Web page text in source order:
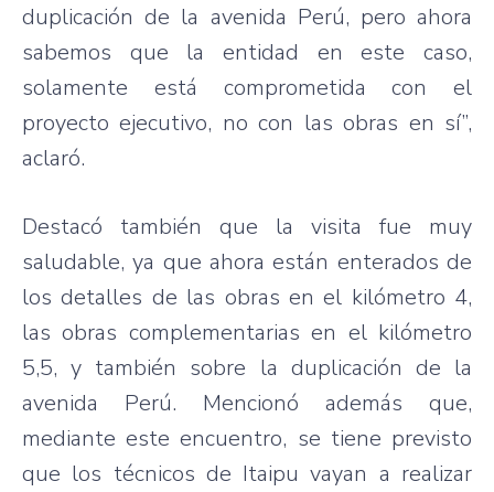
duplicación de la avenida Perú, pero ahora
sabemos que la entidad en este caso,
solamente está comprometida con el
proyecto ejecutivo, no con las obras en sí”,
aclaró.
Destacó también que la visita fue muy
saludable, ya que ahora están enterados de
los detalles de las obras en el kilómetro 4,
las obras complementarias en el kilómetro
5,5, y también sobre la duplicación de la
avenida Perú. Mencionó además que,
mediante este encuentro, se tiene previsto
que los técnicos de Itaipu vayan a realizar